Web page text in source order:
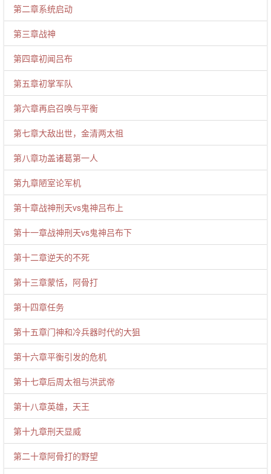
第二章系统启动
第三章战神
第四章初闻吕布
第五章初掌军队
第六章再启召唤与平衡
第七章大敌出世，金清两太祖
第八章功盖诸葛第一人
第九章陋室论军机
第十章战神刑天vs鬼神吕布上
第十一章战神刑天vs鬼神吕布下
第十二章逆天的不死
第十三章蒙恬，阿骨打
第十四章任务
第十五章门神和冷兵器时代的大狙
第十六章平衡引发的危机
第十七章后周太祖与洪武帝
第十八章英雄，天王
第十九章刑天显威
第二十章阿骨打的野望